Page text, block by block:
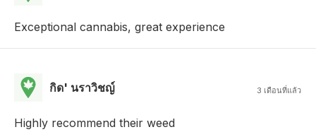
Exceptional cannabis, great experience
กิด' นราวิชญ์ 3 เดือนที่แล้ว
Highly recommend their weed